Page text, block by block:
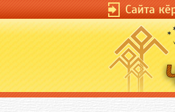
Сайта